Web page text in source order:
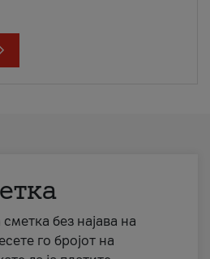
без најава на
го бројот на